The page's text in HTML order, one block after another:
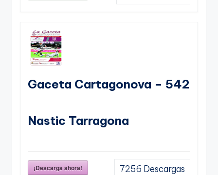
Gaceta Cartagonova – 542
Nastic Tarragona
¡Descarga ahora! 7256 Descargas